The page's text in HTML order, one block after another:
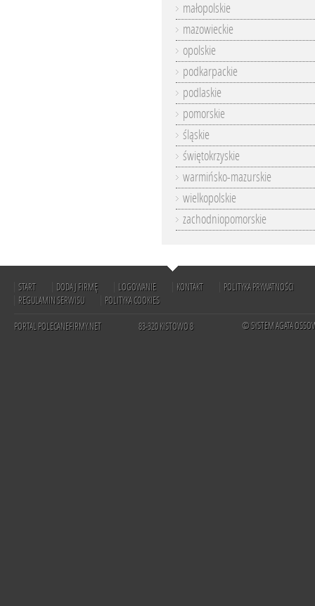
małopolskie
mazowieckie
opolskie
podkarpackie
podlaskie
pomorskie
śląskie
świętokrzyskie
warmińsko-mazurskie
wielkopolskie
zachodniopomorskie
START DODAJ FIRMĘ LOGOWANIE KONTAKT
POLITYKA PRYWATNOŚCI
REGULAMIN SERWISU
POLITYKA COOKIES
PORTAL POLECANEFIRMY.NET 83-320 KISTOWO 8 © SYSTEM AGATA